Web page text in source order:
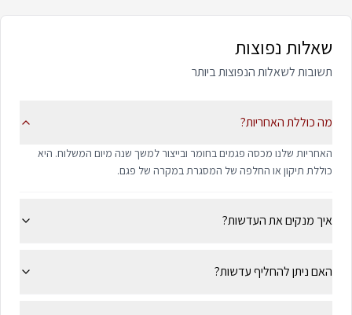
שאלות נפוצות
תשובות לשאלות הנפוצות ביותר
מה כוללת האחריות?
האחריות שלנו מכסה פגמים בחומר ובייצור למשך שנה מיום המשלוח. היא
כוללת תיקון או החלפה של המסגרת במקרה של פגם.
איך מנקים את העדשות?
האם ניתן להחליף עדשות?